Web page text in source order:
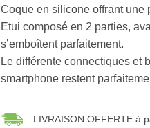
Coque en silicone offrant une
Etui composé en 2 parties,
s’emboîtent parfaitement.
Le différente connectiques et
smartphone restent
LIVRAISON OFFERTE à